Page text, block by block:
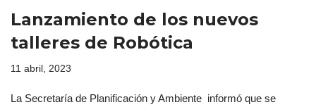
Lanzamiento de los nuevos
talleres de Robótica
11 abril, 2023
La Secretaría de Planificación y Ambiente informó que se